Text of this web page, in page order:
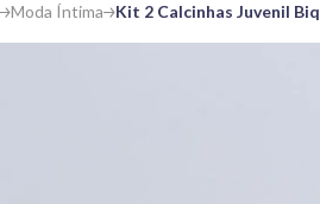
Moda Íntima Kit 2 Calcinhas Juvenil